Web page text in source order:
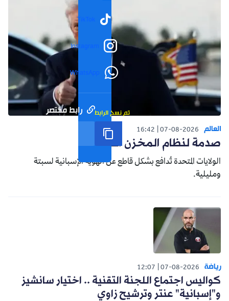
TikTok
Instagram
WhatsApp
رابط مختصر تم نسخ الرابط
العالم 07-08-2026
16:42
صدمة لنظام المخزن التوسعي
الولايات المتحدة تُدافع بشكل قاطع عن الهوية الإسبانية لسبتة
ومليلية.
رياضة 07-08-2026
12:07
كواليس اجتماع اللجنة التقنية .. اختيار سانشيز
و"إسبانية" عنتر وترشيح زاوي